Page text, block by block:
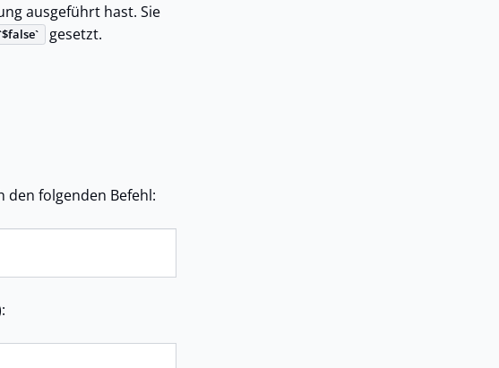
ausgeführt hast. Sie
$false gesetzt.
den folgenden Befehl: